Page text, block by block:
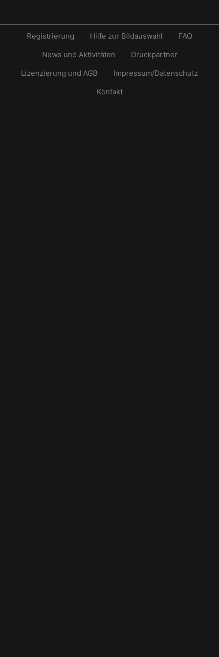
Registrierung Hilfe zur Bildauswahl
FAQ
News und Aktivitäten
Druckpartner
Lizenzierung und AGB
Impressum/Datenschutz
Kontakt